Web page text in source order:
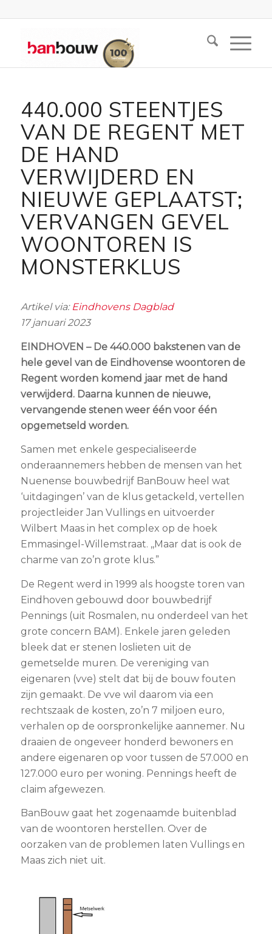
440.000 STEENTJES
VAN DE REGENT MET
DE HAND
VERWIJDERD EN
NIEUWE GEPLAATST;
VERVANGEN GEVEL
WOONTOREN IS
MONSTERKLUS
Artikel via: Eindhovens Dagblad
17 januari 2023
EINDHOVEN – De 440.000 bakstenen van de
hele gevel van de Eindhovense woontoren de
Regent worden komend jaar met de hand
verwijderd. Daarna kunnen de nieuwe,
vervangende stenen weer één voor één
opgemetseld worden.
Samen met enkele gespecialiseerde
onderaannemers hebben de mensen van het
Nuenense bouwbedrijf BanBouw heel wat
‘uitdagingen’ van de klus getackeld, vertellen
projectleider Jan Vullings en uitvoerder
Wilbert Maas in het complex op de hoek
Emmasingel-Willemstraat. ,,Maar dat is ook de
charme van zo’n grote klus.”
De Regent werd in 1999 als hoogste toren van
Eindhoven gebouwd door bouwbedrijf
Pennings (uit Rosmalen, nu onderdeel van het
grote concern BAM). Enkele jaren geleden
bleek dat er stenen loslieten uit de
gemetselde muren. De vereniging van
eigenaren (vve) stelt dat bij de bouw fouten
zijn gemaakt. De vve wil daarom via een
rechtszaak de kosten, zo’n 7 miljoen euro,
verhalen op de oorspronkelijke aannemer. Nu
draaien de ongeveer honderd bewoners en
andere eigenaren op voor tussen de 57.000 en
127.000 euro per woning. Pennings heeft de
claim afgewezen.
BanBouw gaat het zogenaamde buitenblad
van de woontoren herstellen. Over de
oorzaken van de problemen laten Vullings en
Maas zich niet uit.